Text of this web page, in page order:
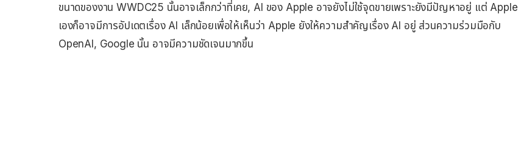
ขนาดของงาน WWDC25 นั้นอาจเล็กกว่าที่เคย, AI ของ Apple อาจยังไม่ใช้จุดขายเพราะยังมีปัญหาอยู่ แต่ Apple
เองก็อาจมีการอัปเดตเรื่อง AI เล็กน้อยเพื่อให้เห็นว่า Apple ยังให้ความสำคัญเรื่อง AI อยู่ ส่วนความร่วมมือกับ
OpenAI, Google นั้น อาจมีความชัดเจนมากขึ้น